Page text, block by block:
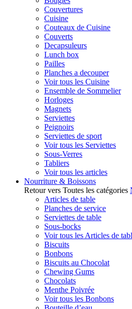
Couvertures
Cuisine
Couteaux de Cuisine
Couverts
Decapsuleurs
Lunch box
Pailles
Planches a decouper
Voir tous les Cuisine
Ensemble de Sommelier
Horloges
Magnets
Serviettes
Peignoirs
Serviettes de sport
Voir tous les Serviettes
Sous-Verres
Tabliers
Voir tous les articles
Nourriture & Boissons
Retour vers Toutes les catégories
Articles de table
Planches de service
Serviettes de table
Sous-bocks
Voir tous les Articles de
Biscuits
Bonbons
Biscuits au Chocolat
Chewing Gums
Chocolats
Menthe Poivrée
Voir tous les Bonbons